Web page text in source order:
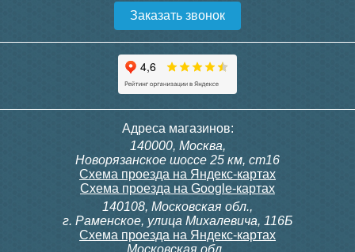
подвесная Style Line
Даллас Леон 120 Люкс
PLUS, серая
17 390
подвесная Style Line
Даллас Леон 120 Люкс
PLUS, белая
17 390
Заказать звонок
Адреса магазинов:
140000, Москва,
Новорязанское шоссе 25 км, ст16
Схема проезда на Яндекс-картах
Схема проезда на Google-картах
140108, Московская обл.,
г. Раменское, улица Михалевича, 116Б
Схема проезда на Яндекс-картах
Московская обл.,